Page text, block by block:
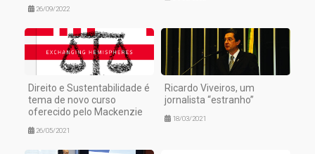
26/09/2022
Direito e Sustentabilidade é
tema de novo curso
oferecido pelo Mackenzie
26/05/2021
Ricardo Viveiros, um
jornalista “estranho”
18/03/2021